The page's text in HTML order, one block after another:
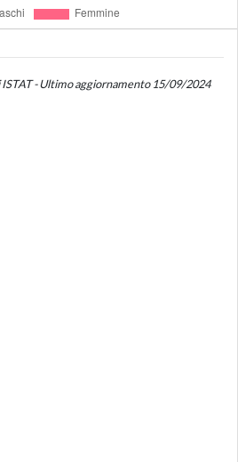
- Ultimo aggiornamento 15/09/2024